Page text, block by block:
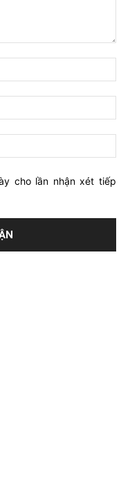
cho lần nhận xét tiếp